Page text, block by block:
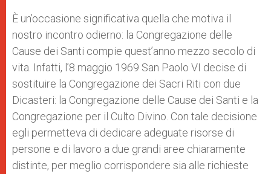
È un’occasione significativa quella che motiva il
nostro incontro odierno: la Congregazione delle
Cause dei Santi compie quest’anno mezzo secolo di
vita. Infatti, l’8 maggio 1969 San Paolo VI decise di
sostituire la Congregazione dei Sacri Riti con due
Dicasteri: la Congregazione delle Cause dei Santi e la
Congregazione per il Culto Divino. Con tale decisione
egli permetteva di dedicare adeguate risorse di
persone e di lavoro a due grandi aree chiaramente
distinte, per meglio corrispondere sia alle richieste